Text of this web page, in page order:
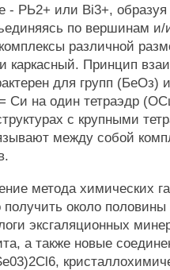
- РЬ2+ или Bi3+, образуя
по вершинам
различной
каркасный. Принцип
для групп
Си на один тетраэдр
с крупными
между собой
метода химических
получить около
эксгаляционных
а также новые